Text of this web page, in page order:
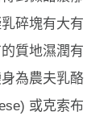
碎塊有大有
質地濕潤有
為農夫乳酪
或克索布